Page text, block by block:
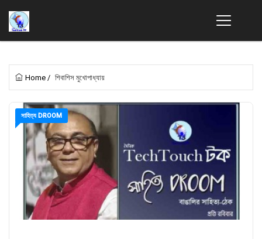
Home / শিবাশিস মুখোপাধ্যায়
সাহিত্য DROOM